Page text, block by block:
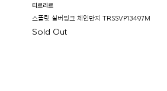
티르리르
스플릿 실버핑크 체인반지 TRSSVP13497M
Sold Out